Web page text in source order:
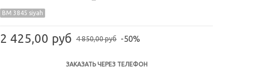
BM 3845 siyah
2 425,00 руб 4 850,00 руб -50%
ЗАКАЗАТЬ ЧЕРЕЗ ТЕЛЕФОН